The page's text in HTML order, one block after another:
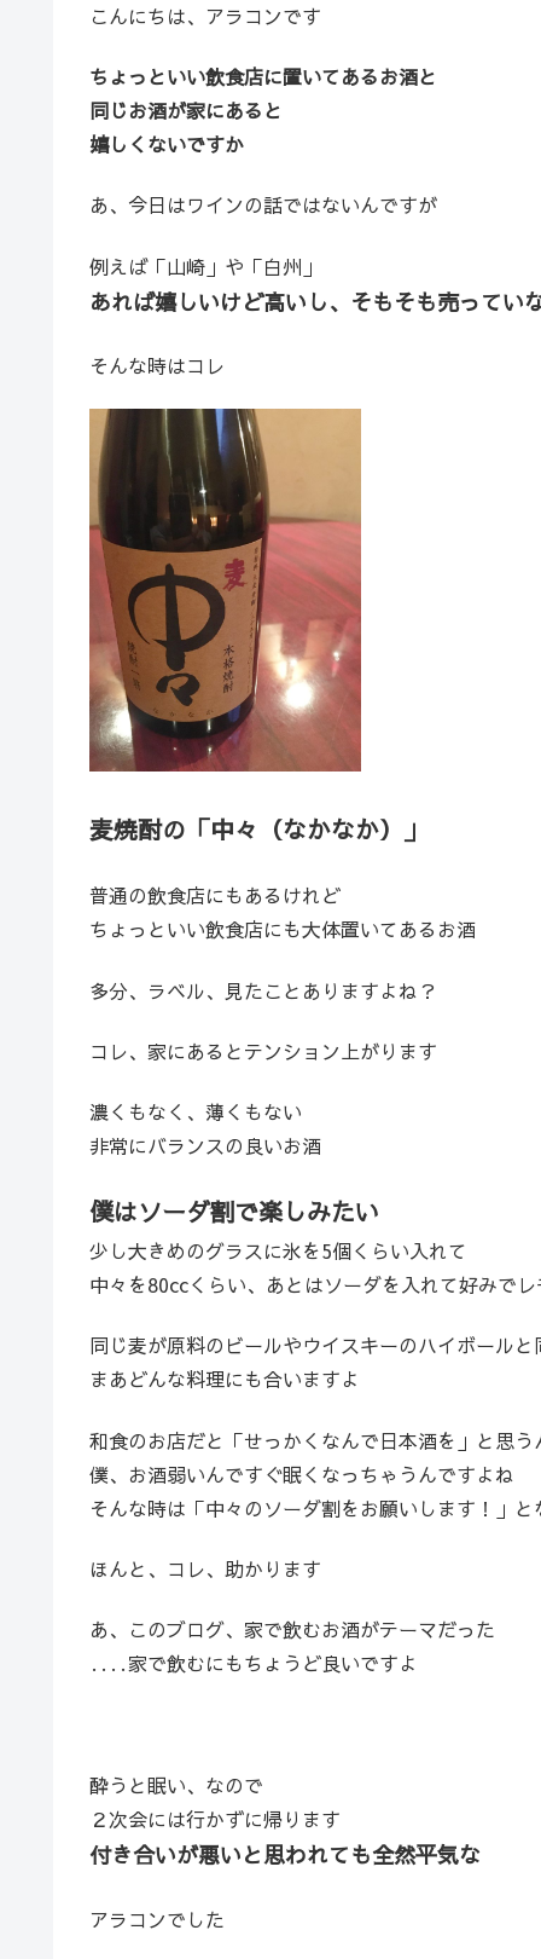
こんにちは、アラコンです
ちょっといい飲食店に置いてあるお酒と
同じお酒が家にあると
嬉しくないですか
あ、今日はワインの話ではないんですが
例えば「山崎」や「白州」
あれば嬉しいけど高いし、そもそも売ってい
そんな時はコレ
麦焼酎の「中々（なかなか）」
普通の飲食店にもあるけれど
ちょっといい飲食店にも大体置いてあるお酒
多分、ラベル、見たことありますよね？
コレ、家にあるとテンション上がります
濃くもなく、薄くもない
非常にバランスの良いお酒
僕はソーダ割で楽しみたい
少し大きめのグラスに氷を5個くらい入れて
中々を80ccくらい、あとはソーダを入れて好みでレ
同じ麦が原料のビールやウイスキーのハイボールと
まあどんな料理にも合いますよ
和食のお店だと「せっかくなんで日本酒を」と思う
僕、お酒弱いんですぐ眠くなっちゃうんですよね
そんな時は「中々のソーダ割をお願いします！」と
ほんと、コレ、助かります
あ、このブログ、家で飲むお酒がテーマだった
‥‥家で飲むにもちょうど良いですよ
酔うと眠い、なので
２次会には行かずに帰ります
付き合いが悪いと思われても全然平気な
アラコンでした